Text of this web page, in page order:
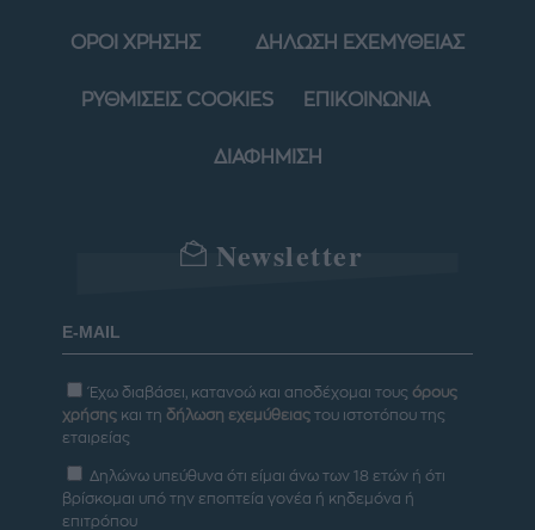
ΟΡΟΙ ΧΡΗΣΗΣ ΔΗΛΩΣΗ ΕΧΕΜΥΘΕΙΑΣ
ΡΥΘΜΙΣΕΙΣ COOKIES ΕΠΙΚΟΙΝΩΝΙΑ
ΔΙΑΦΗΜΙΣΗ
Newsletter
Έχω διαβάσει, κατανοώ και αποδέχομαι τους όρους
χρήσης και τη δήλωση εχεμύθειας του ιστοτόπου της
εταιρείας
Δηλώνω υπεύθυνα ότι είμαι άνω των 18 ετών ή ότι
βρίσκομαι υπό την εποπτεία γονέα ή κηδεμόνα ή
επιτρόπου